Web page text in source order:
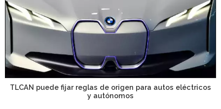
TLCAN puede fijar reglas de origen para autos eléctricos
y autónomos